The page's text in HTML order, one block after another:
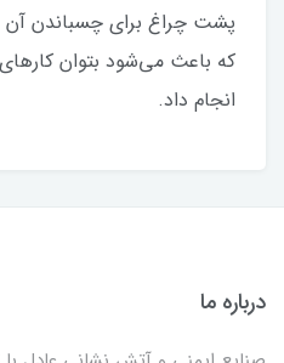
پشت چراغ برای چسباندن آن
که باعث می‌شود بتوان کارهای
انجام داد.
درباره ما